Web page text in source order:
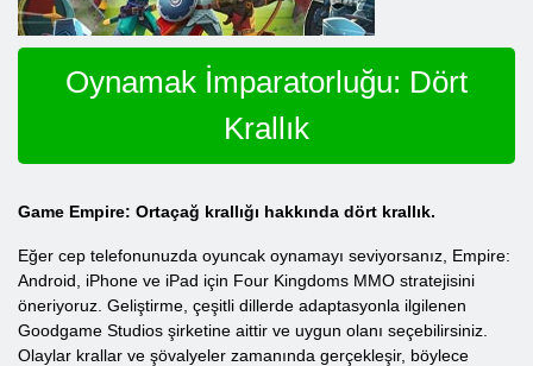
Oynamak İmparatorluğu: Dört
Krallık
Game Empire: Ortaçağ krallığı hakkında dört krallık.
Eğer cep telefonunuzda oyuncak oynamayı seviyorsanız, Empire:
Android, iPhone ve iPad için Four Kingdoms MMO stratejisini
öneriyoruz. Geliştirme, çeşitli dillerde adaptasyonla ilgilenen
Goodgame Studios şirketine aittir ve uygun olanı seçebilirsiniz.
Olaylar krallar ve şövalyeler zamanında gerçekleşir, böylece